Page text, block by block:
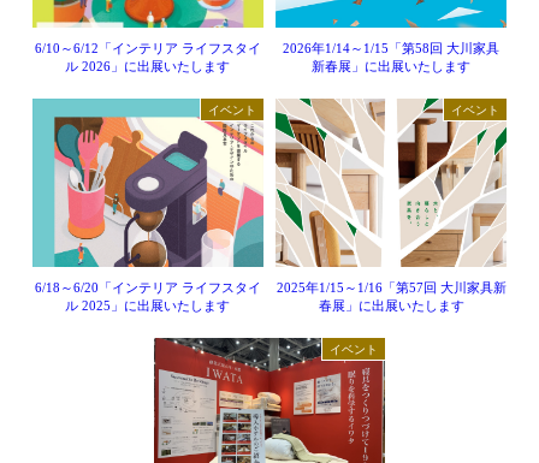
6/10～6/12「インテリア ライフスタイ
ル 2026」に出展いたします
2026年1/14～1/15「第58回 大川家具
新春展」に出展いたします
イベント
6/18～6/20「インテリア ライフスタイ
ル 2025」に出展いたします
イベント
2025年1/15～1/16「第57回 大川家具新
春展」に出展いたします
イベント